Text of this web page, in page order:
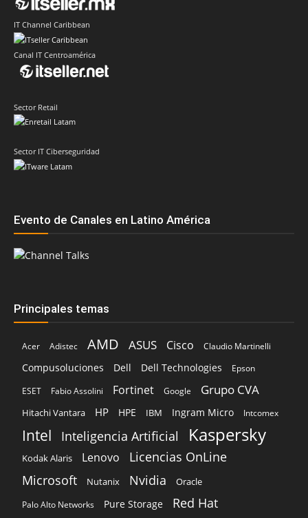
IT Channel Caribbean
Canal IT Centroamérica
Sector Retail
Sector IT Ciberseguridad
Evento de Canales en Latino América
Principales temas
Acer Adistec AMD ASUS Cisco Claudio Martinelli
Compusoluciones Dell Dell Technologies
Epson
ESET
Fabio Assolini Fortinet Google Grupo CVA
Hitachi Vantara HP HPE IBM Ingram Micro Intcomex
Intel Inteligencia Artificial Kaspersky
Kodak Alaris Lenovo Licencias OnLine
Microsoft Nutanix Nvidia Oracle
Palo Alto Networks Pure Storage Red Hat